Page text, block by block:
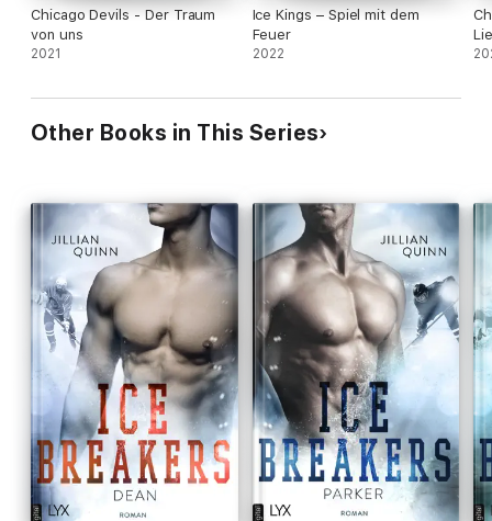
Chicago Devils - Der Traum
von uns
2021
Ice Kings – Spiel mit dem
Feuer
2022
Other Books in This Series